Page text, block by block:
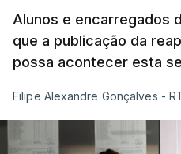
Alunos e encarregados
que a publicação da
possa acontecer esta
Filipe Alexandre Gonçalves -